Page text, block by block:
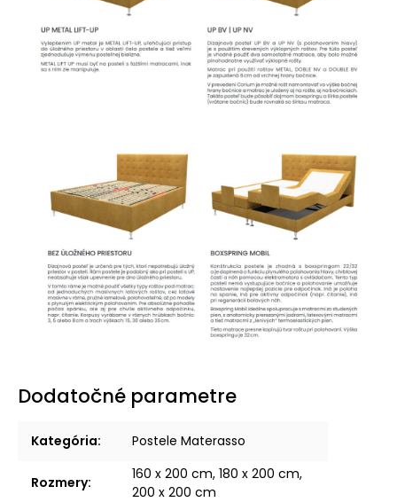
Dodatočné parametre
Kategória: Postele Materasso
Rozmery:
160 x 200 cm, 180 x 200 cm,
200 x 200 cm